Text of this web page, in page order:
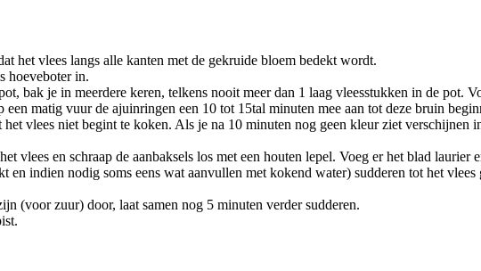
het vlees langs alle kanten met de gekruide bloem bedekt wordt.
hoeveboter in.
bak je in meerdere keren, telkens nooit meer dan 1 laag vleesstukken in de pot.
matig vuur de ajuinringen een 10 tot 15tal minuten mee aan tot deze bruin
vlees niet begint te koken. Als je na 10 minuten nog geen kleur ziet verschijnen
en schraap de aanbaksels los met een houten lepel. Voeg er het blad laurier
indien nodig soms eens wat aanvullen met kokend water) sudderen tot het vlees
(voor zuur) door, laat samen nog 5 minuten verder sudderen.